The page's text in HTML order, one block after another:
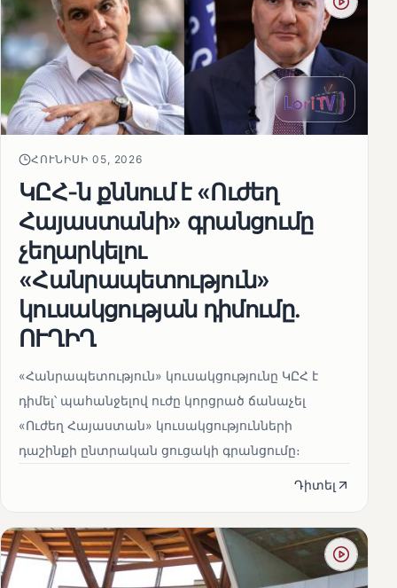
ՀՈՒՆԻՍԻ 05, 2026
ԿԸՀ-ն քննում է «Ուժեղ
Հայաստանի» գրանցումը
չեղարկելու
«Հանրապետություն»
կուսակցության դիմումը.
ՈՒՂԻՂ
«Հանրապետություն» կուսակցությունը ԿԸՀ է
դիմել՝ պահանջելով ուժը կորցրած ճանաչել
«Ուժեղ Հայաստան» կուսակցությունների
դաշինքի ընտրական ցուցակի գրանցումը։
Դիտել